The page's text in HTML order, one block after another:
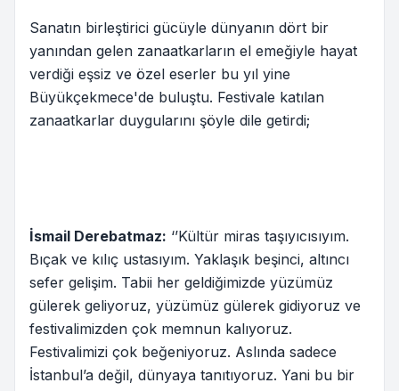
Sanatın birleştirici gücüyle dünyanın dört bir
yanından gelen zanaatkarların el emeğiyle hayat
verdiği eşsiz ve özel eserler bu yıl yine
Büyükçekmece'de buluştu. Festivale katılan
zanaatkarlar duygularını şöyle dile getirdi;
İsmail Derebatmaz: ‘’Kültür miras taşıyıcısıyım.
Bıçak ve kılıç ustasıyım. Yaklaşık beşinci, altıncı
sefer gelişim. Tabii her geldiğimizde yüzümüz
gülerek geliyoruz, yüzümüz gülerek gidiyoruz ve
festivalimizden çok memnun kalıyoruz.
Festivalimizi çok beğeniyoruz. Aslında sadece
İstanbul’a değil, dünyaya tanıtıyoruz. Yani bu bir